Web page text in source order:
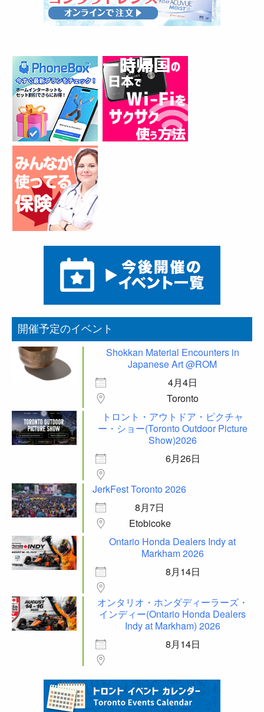
開催予定のイベント
Shokkan Material Encounters in
Japanese Art @ROM
4月4日
Toronto
トロント・アウトドア・ピクチャ
ー・ショー(Toronto Outdoor Picture
Show)2026
6月26日
JerkFest Toronto 2026
8月7日
Etobicoke
Ontario Honda Dealers Indy at
Markham 2026
8月14日
オンタリオ・ホンダディーラーズ・
インディー(Ontario Honda Dealers
Indy at Markham) 2026
8月14日